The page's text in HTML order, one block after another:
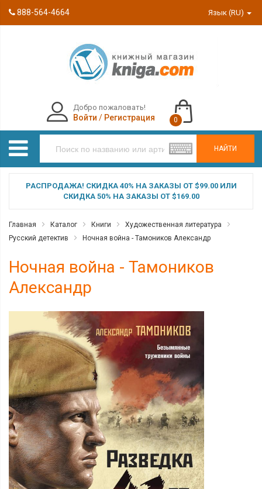
888-564-4664 Язык (RU)
НАЙТИ
Добро пожаловать!
Войти / Регистрация 0
РАСПРОДАЖА! СКИДКА 40% НА ЗАКАЗЫ ОТ $99.00 ИЛИ
СКИДКА 50% НА ЗАКАЗЫ ОТ $169.00
Главная Каталог Книги
Художественная литература
Русский детектив
Ночная война - Тамоников Александр
Ночная война - Тамоников
Александр